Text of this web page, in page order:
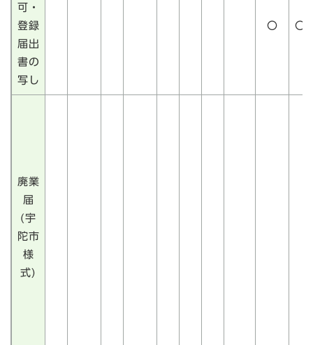
可・
登録
届出
書の
写し
〇 〇
廃業
届
(宇
陀市
様
式)